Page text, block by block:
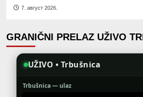
7. август 2026.
GRANIČNI PRELAZ UŽIVO
UŽIVO • Trbušnica
Trbušnica — ulaz